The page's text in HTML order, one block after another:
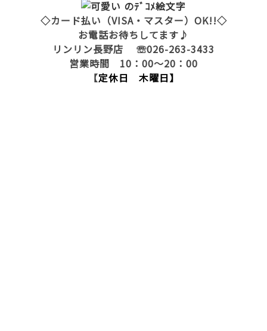
◇カード払い（VISA・マスター）OK!!◇
お電話お待ちしてます♪
リンリン長野店 ☏026-263-3433
営業時間 10：00～20：00
【定休日 木曜日】